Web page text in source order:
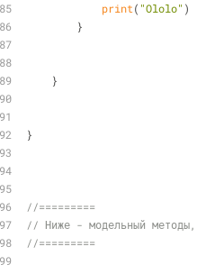
print( "Ololo" )
        }
    }
}
//=========
// Ниже - модельный методы,
//=========